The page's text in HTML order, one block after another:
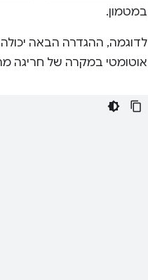
במטמון.
לדוגמה, ההגדרה הבאה
אוטומטי במקרה של חריגה